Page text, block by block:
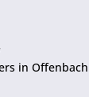
in Offenbach